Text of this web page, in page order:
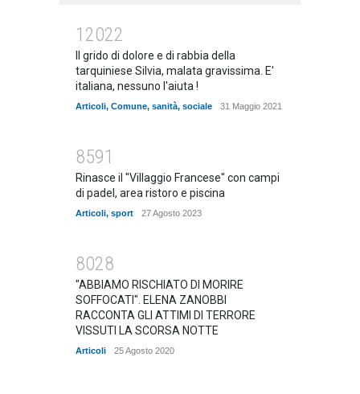
12022
Il grido di dolore e di rabbia della
tarquiniese Silvia, malata gravissima. E'
italiana, nessuno l'aiuta !
Articoli, Comune, sanità, sociale 31 Maggio 2021
8591
Rinasce il "Villaggio Francese" con campi
di padel, area ristoro e piscina
Articoli, sport 27 Agosto 2023
8028
"ABBIAMO RISCHIATO DI MORIRE
SOFFOCATI". ELENA ZANOBBI
RACCONTA GLI ATTIMI DI TERRORE
VISSUTI LA SCORSA NOTTE
Articoli 25 Agosto 2020